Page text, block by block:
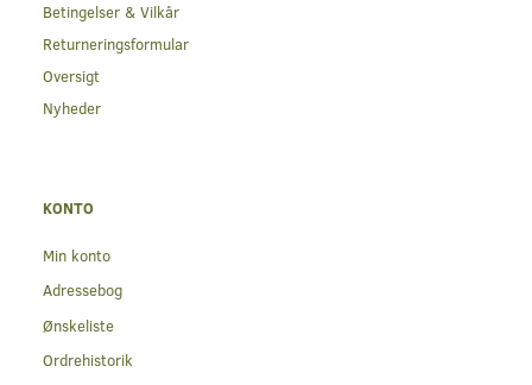
Betingelser & Vilkår
Returneringsformular
Oversigt
Nyheder
KONTO
Min konto
Adressebog
Ønskeliste
Ordrehistorik